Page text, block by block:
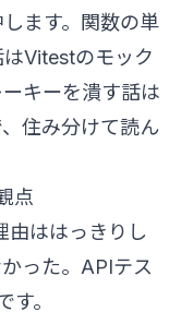
ます。関数の単
Vitestのモック
キーを潰す話は
住み分けて読ん
点
由ははっきりし
った。APIテス
。